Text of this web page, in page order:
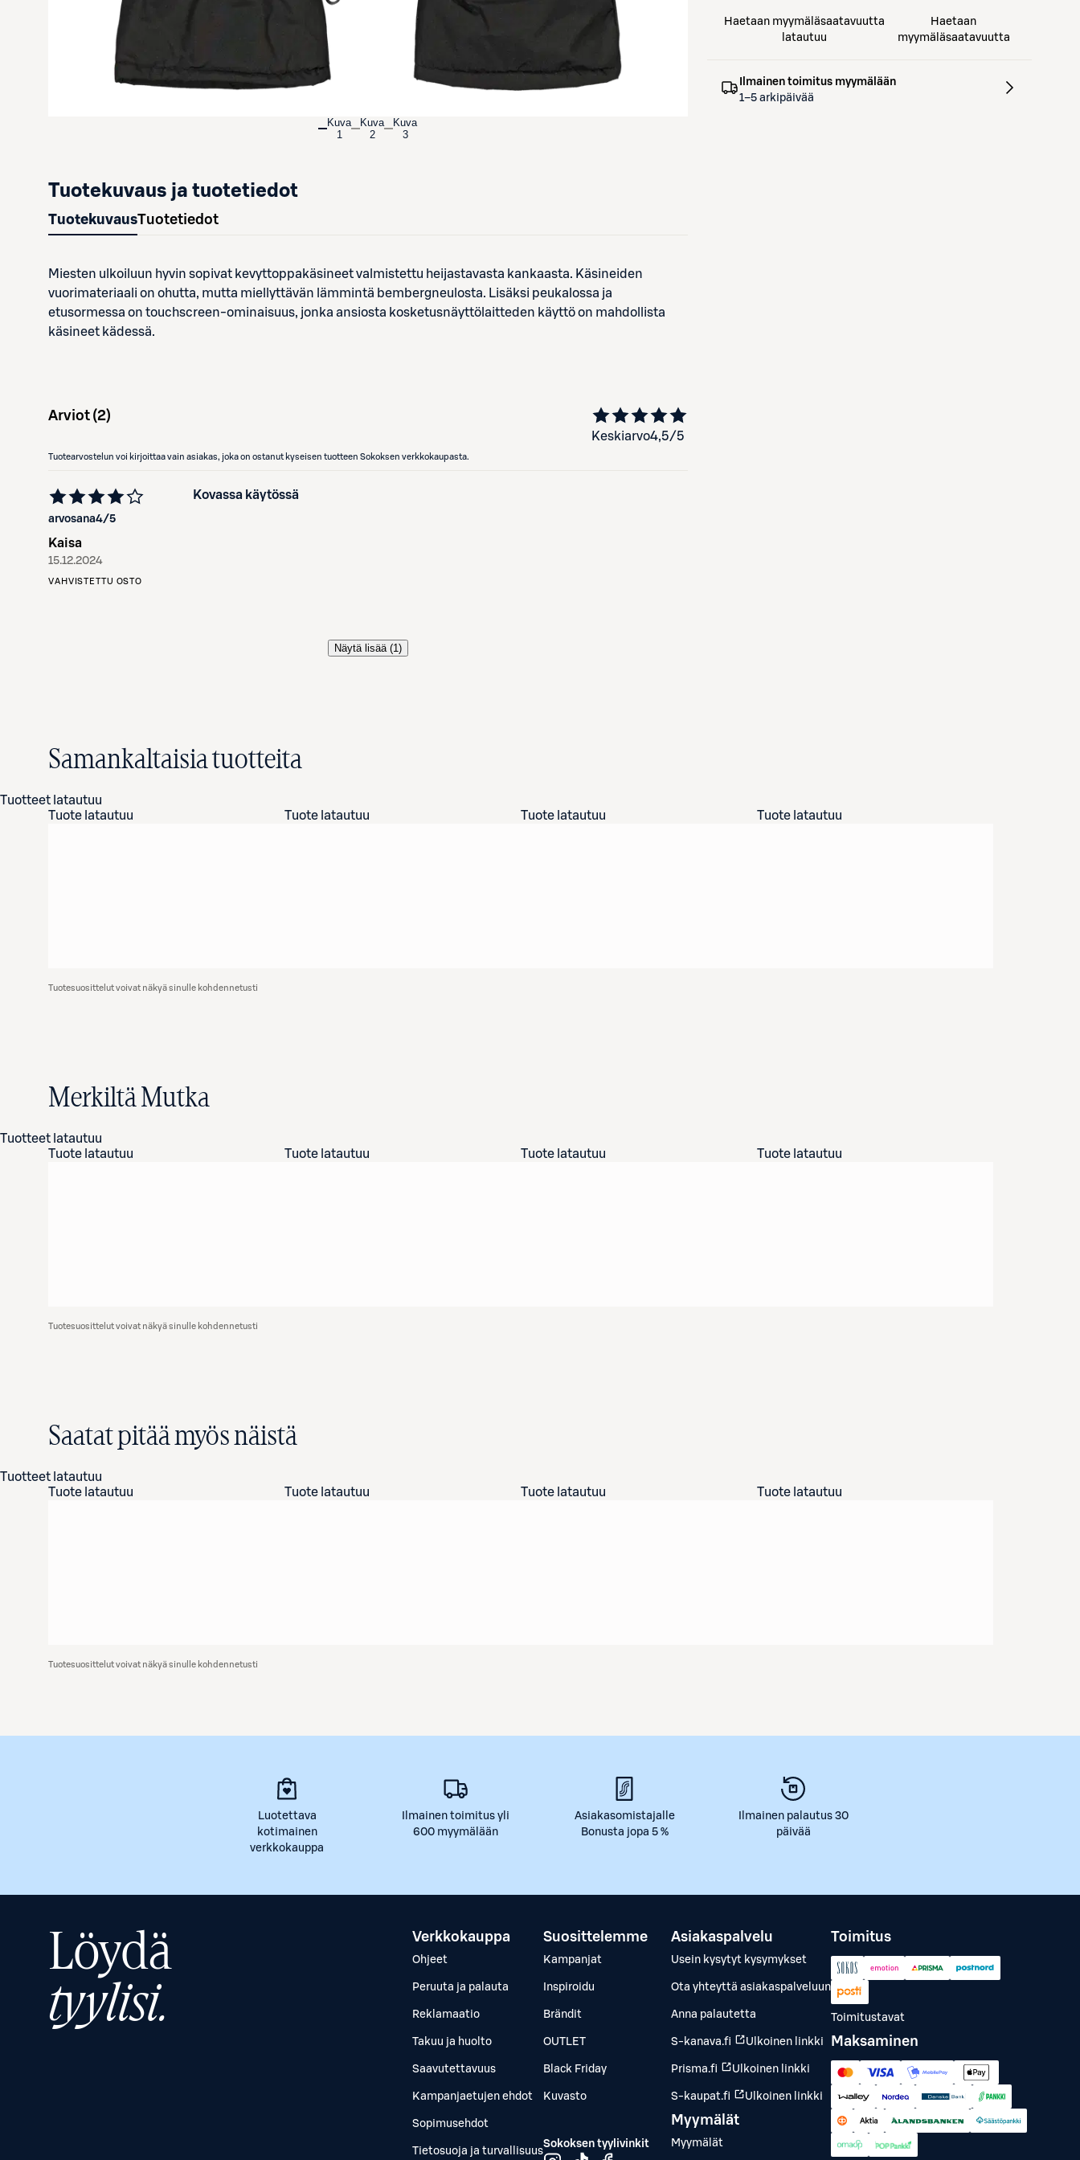
Kuva
1
Kuva
2
Kuva
3
Haetaan myymäläsaatavuutta
latautuu
Haetaan
myymäläsaatavuutta
Ilmainen toimitus myymälään
1–5 arkipäivää
Tuotekuvaus ja tuotetiedot
TuotekuvausTuotetiedot
Miesten ulkoiluun hyvin sopivat kevyttoppakäsineet valmistettu heijastavasta kankaasta. Käsineiden
vuorimateriaali on ohutta, mutta miellyttävän lämmintä bembergneulosta. Lisäksi peukalossa ja
etusormessa on touchscreen-ominaisuus, jonka ansiosta kosketusnäyttölaitteden käyttö on mahdollista
käsineet kädessä.
Arviot (2)
Keskiarvo4,5/5
Tuotearvostelun voi kirjoittaa vain asiakas, joka on ostanut kyseisen tuotteen Sokoksen verkkokaupasta.
arvosana4/5
Kaisa
15.12.2024
VAHVISTETTU OSTO
Kovassa käytössä
Näytä lisää (1)
Samankaltaisia tuotteita
Tuotteet latautuu
Tuote latautuu
Tuote latautuu Tuote latautuu Tuote latautuu
Tuotesuosittelut voivat näkyä sinulle kohdennetusti
Merkiltä Mutka
Tuotteet latautuu
Tuote latautuu
Tuote latautuu Tuote latautuu Tuote latautuu
Tuotesuosittelut voivat näkyä sinulle kohdennetusti
Saatat pitää myös näistä
Tuotteet latautuu
Tuote latautuu
Tuote latautuu Tuote latautuu Tuote latautuu
Tuotesuosittelut voivat näkyä sinulle kohdennetusti
Luotettava
kotimainen
verkkokauppa
Ilmainen toimitus yli
600 myymälään
Asiakasomistajalle
Bonusta jopa 5 %
Ilmainen palautus 30
päivää
Löydä
tyylisi.
Verkkokauppa
Ohjeet
Peruuta ja palauta
Reklamaatio
Takuu ja huolto
Saavutettavuus
Kampanjaetujen ehdot
Sopimusehdot
Tietosuoja ja turvallisuus
Suosittelemme
Kampanjat
Inspiroidu
Brändit
OUTLET
Black Friday
Kuvasto
Sokoksen tyylivinkit
Asiakaspalvelu
Usein kysytyt kysymykset
Ota yhteyttä asiakaspalveluun
Anna palautetta
S-kanava.fi Ulkoinen linkki
Prisma.fi Ulkoinen linkki
S-kaupat.fi Ulkoinen linkki
Myymälät
Myymälät
Toimitus
Toimitustavat
Maksaminen